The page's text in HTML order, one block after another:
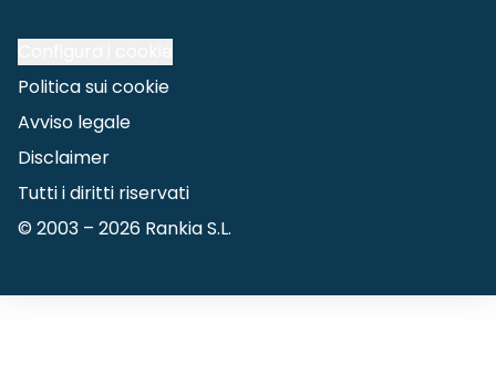
Politica sui cookie
Avviso legale
Disclaimer
Tutti i diritti riservati
© 2003 – 2026 Rankia S.L.